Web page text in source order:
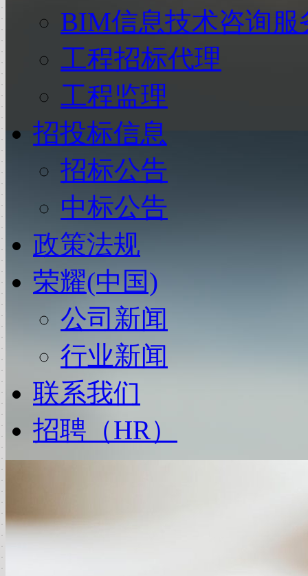
BIM信息技术咨询服
工程招标代理
工程监理
招投标信息
招标公告
中标公告
政策法规
荣耀(中国)
公司新闻
行业新闻
联系我们
招聘（HR）